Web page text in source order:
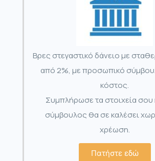
Βρες στεγαστικό δάνειο με
από 2%, με προσωπικό
κόστος.
Συμπλήρωσε τα στοιχεία σου
σύμβουλος θα σε καλέσει
χρέωση.
Πατήστε εδώ